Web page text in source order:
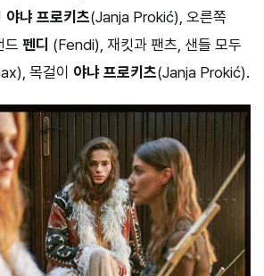
야냐 프로키츠(Janja Prokić), 오른쪽
드 펜디 (Fendi), 재킷과 팬츠, 샌들 모두
목걸이 야냐 프로키츠(Janja Prokić).